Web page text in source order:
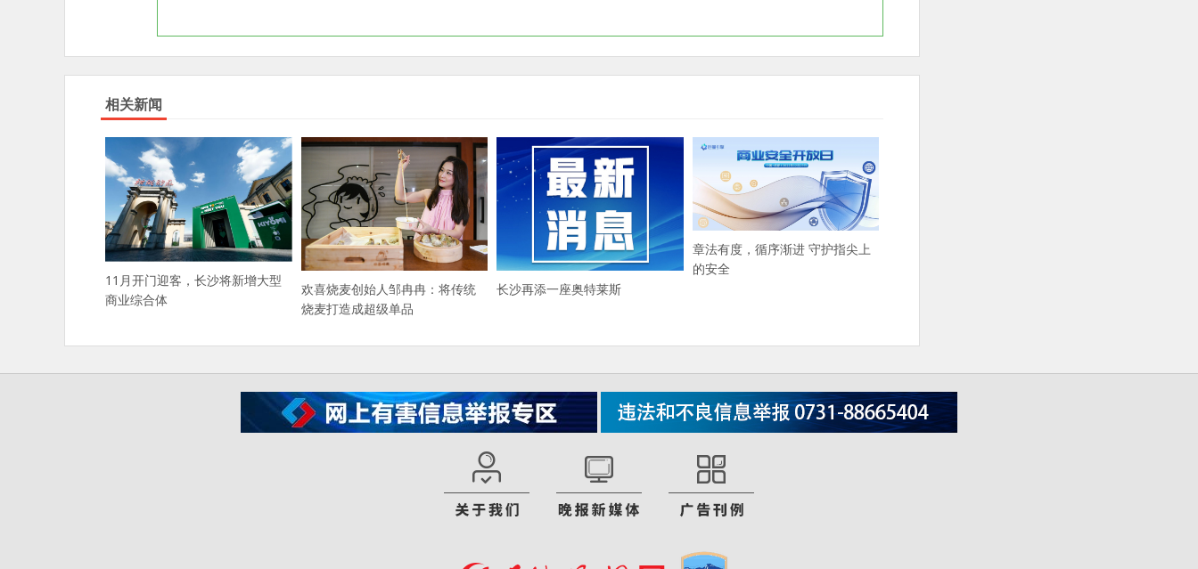
相关新闻
11月开门迎客，长沙将新增大型
商业综合体
欢喜烧麦创始人邹冉冉：将传统
烧麦打造成超级单品
长沙再添一座奥特莱斯
章法有度，循序渐进 守护指尖上
的安全